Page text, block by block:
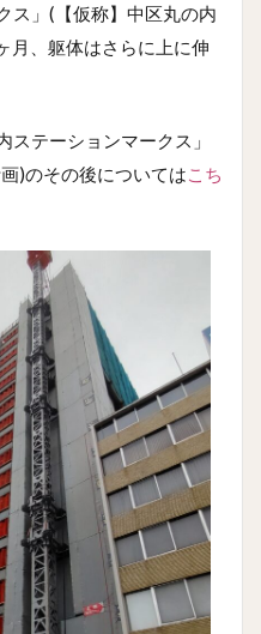
ス」(【仮称】中区丸の内
月、躯体はさらに上に伸
ステーションマークス」
)のその後については こち